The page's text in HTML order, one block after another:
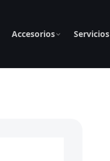
Accesorios Servicios